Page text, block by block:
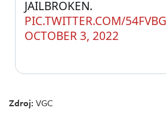
PIC.TWITTER.COM/
OCTOBER 3, 2022
Zdroj:VGC